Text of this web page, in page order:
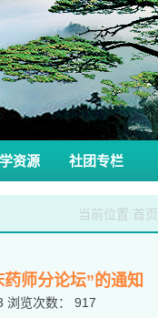
资源 社团专栏
当前位置:首页
师分论坛”的通知
浏览次数： 917